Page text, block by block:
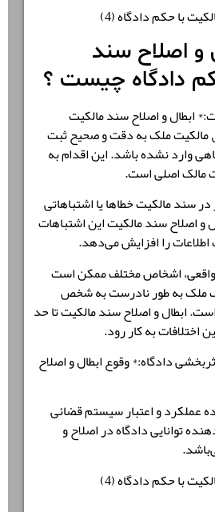
و اصلاح سند
دادگاه چیست ؟
:*ابطال و اصلاح سند مالکیت
ملک به دقت و صحیح ثبت
وارد نشده باشد. این اقدام به
مالک اصلی است.
سند مالکیت خطاها یا اشتباهاتی
و اصلاح سند مالکیتاین اشتباهات
را افزایش می‌دهد.
اشخاص مختلف ممکن است
ملک به طور نادرست به شخص
ابطال و اصلاح سند مالکیتتا حد
اختلافات به کار رود.
دادگاه:* وقوع ابطال و اصلاح
عملکرد و اعتبار سیستم قضائی
توانایی دادگاه در اصلاح و